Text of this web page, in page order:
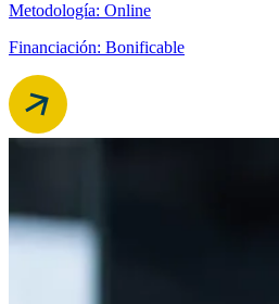
Metodología: Online
Financiación: Bonificable